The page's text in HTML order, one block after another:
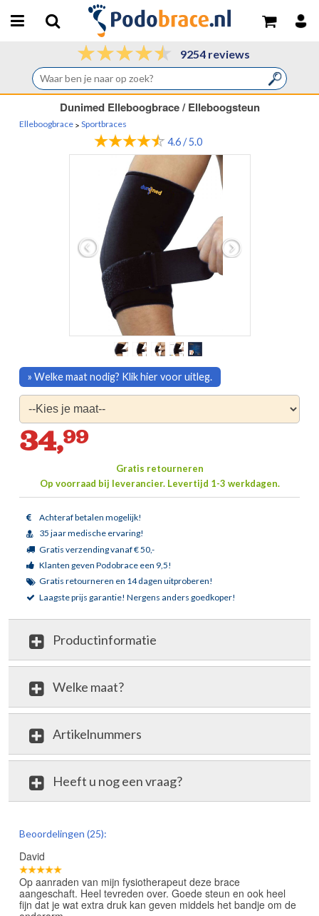
9254 reviews
Dunimed Elleboogbrace / Elleboogsteun
Elleboogbrace > Sportbraces
4.6 / 5.0
34,99
Gratis retourneren
Op voorraad bij leverancier.Levertijd 1-3 werkdagen.
Achteraf betalen mogelijk!
35 jaar medische ervaring!
Gratis verzending vanaf € 50,-
Klanten geven Podobrace een 9,5!
Gratis retourneren en 14 dagen uitproberen!
Laagste prijs garantie! Nergens anders goedkoper!
» Welke maat nodig? Klik hier voor uitleg.
Productinformatie
Welke maat?
Artikelnummers
Heeft u nog een vraag?
Beoordelingen (25):
David
Op aanraden van mijn fysiotherapeut deze brace
aangeschaft. Heel tevreden over. Goede steun en ook heel
fijn dat je wat extra druk kan geven middels het bandje om de